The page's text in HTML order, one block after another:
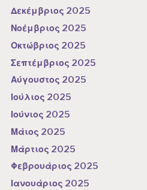
Δεκέμβριος 2025
Νοέμβριος 2025
Οκτώβριος 2025
Σεπτέμβριος 2025
Αύγουστος 2025
Ιούλιος 2025
Ιούνιος 2025
Μάιος 2025
Μάρτιος 2025
Φεβρουάριος 2025
Ιανουάριος 2025